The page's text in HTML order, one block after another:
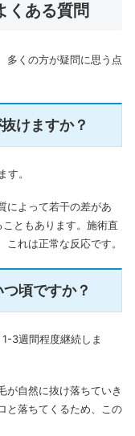
くある質問
多くの方が疑問に思う点
けますか？
。
によって若干の差があ
ともあります。施術直
れは正常な反応です。
頃ですか？
3週間程度継続しま
が自然に抜け落ちていき
と落ちてくるため、この